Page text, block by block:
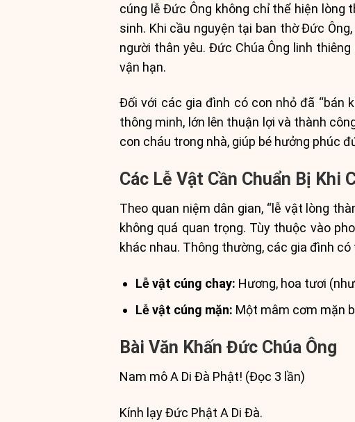
cúng lễ Đức Ông không chỉ thể hiện lòng
sinh. Khi cầu nguyện tại ban thờ Đức
người thân yêu. Đức Chúa Ông linh
vận hạn.
Đối với các gia đình có con nhỏ đã “bán
thông minh, lớn lên thuận lợi và thành
con cháu trong nhà, giúp bé hưởng phúc
Các Lễ Vật Cần Chuẩn Bị Khi
Theo quan niệm dân gian, “lễ vật lòng
không quá quan trọng. Tùy thuộc vào
khác nhau. Thông thường, các gia đình
Lễ vật cúng chay: Hương, hoa tươi
Lễ vật cúng mặn: Một mâm cơm mặn
Bài Văn Khấn Đức Chúa Ông
Nam mô A Di Đà Phật! (Đọc 3 lần)
Kính lạy Đức Phật A Di Đà.